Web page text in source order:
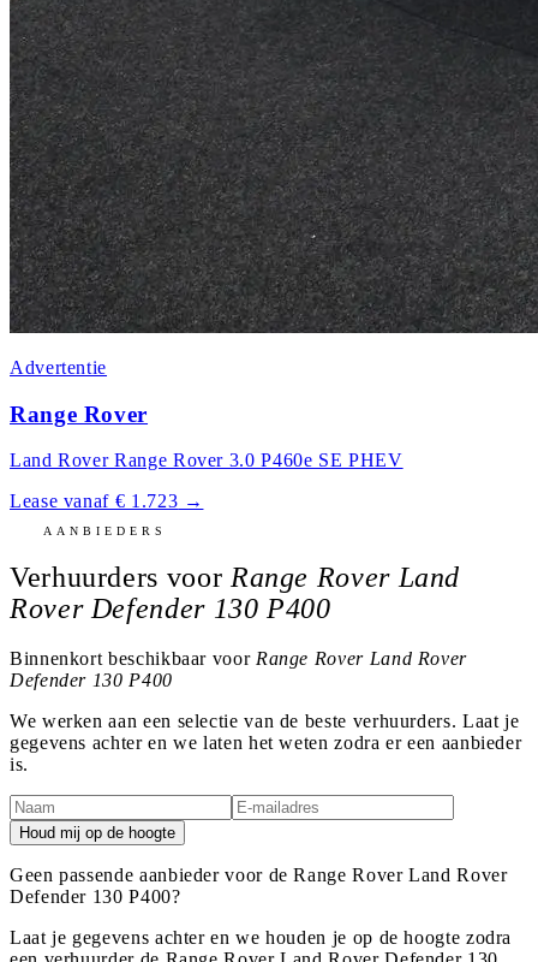
Advertentie
Range Rover
Land Rover Range Rover 3.0 P460e SE PHEV
Lease vanaf € 1.723 →
AANBIEDERS
Verhuurders voor Range Rover Land
Rover Defender 130 P400
Binnenkort beschikbaar voor Range Rover Land Rover
Defender 130 P400
We werken aan een selectie van de beste verhuurders. Laat je
gegevens achter en we laten het weten zodra er een aanbieder
is.
Houd mij op de hoogte
Geen passende aanbieder voor de Range Rover Land Rover
Defender 130 P400?
Laat je gegevens achter en we houden je op de hoogte zodra